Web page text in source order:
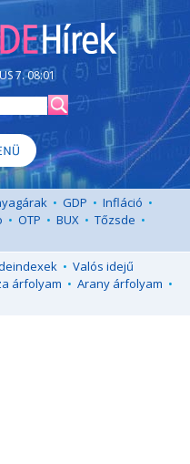
7. 08:01
• GDP • Infláció •
• OTP • BUX • Tőzsde •
• Valós idejű
árfolyam • Arany árfolyam •